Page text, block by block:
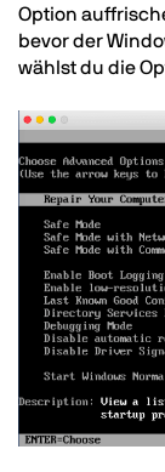
Option
bevor der
wählst du die
Image